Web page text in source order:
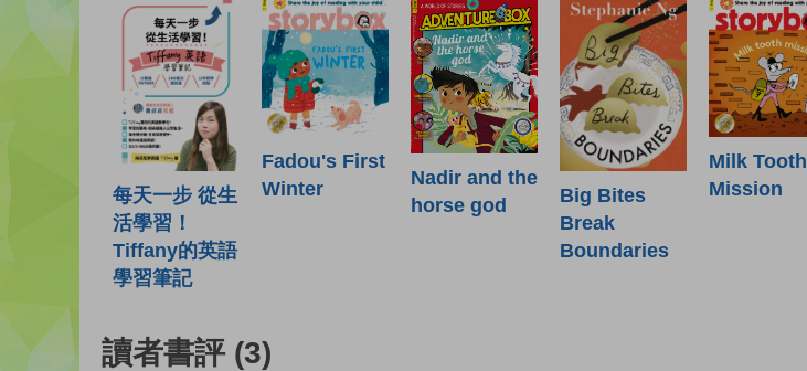
每天一步 從生
活學習！
Tiffany的英語
學習筆記
Fadou's First
Winter
Nadir and the
horse god
Big Bites
Break
Boundaries
Milk Tooth
Mission
讀者書評 (3)